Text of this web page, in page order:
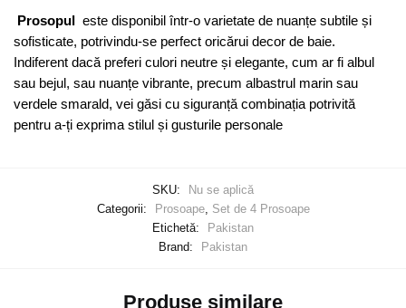
Prosopul este disponibil într-o varietate de nuanțe subtile și
sofisticate, potrivindu-se perfect oricărui decor de baie.
Indiferent dacă preferi culori neutre și elegante, cum ar fi albul
sau bejul, sau nuanțe vibrante, precum albastrul marin sau
verdele smarald, vei găsi cu siguranță combinația potrivită
pentru a-ți exprima stilul și gusturile personale
SKU:
Nu se aplică
Categorii:
Prosoape, Set de 4 Prosoape
Etichetă:
Pakistan
Brand:
Pakistan
Produse similare